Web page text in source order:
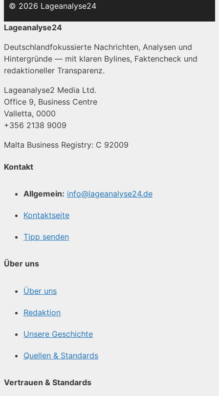
© 2026 Lageanalyse24
Lageanalyse24
Deutschlandfokussierte Nachrichten, Analysen und
Hintergründe — mit klaren Bylines, Faktencheck und
redaktioneller Transparenz.
Lageanalyse2 Media Ltd.
Office 9, Business Centre
Valletta, 0000
+356 2138 9009
Malta Business Registry: C 92009
Kontakt
Allgemein: info@lageanalyse24.de
Kontaktseite
Tipp senden
Über uns
Über uns
Redaktion
Unsere Geschichte
Quellen & Standards
Vertrauen & Standards